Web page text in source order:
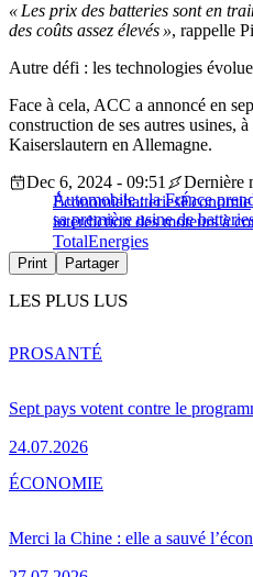
« Les prix des batteries sont en
des coûts assez élevés », rappelle
Autre défi : les technologies
Face à cela, ACC a annoncé en
construction de ses autres usines,
Kaiserslautern en Allemagne.
Automobile : la France
sa première usine de
Dec 6, 2024 - 09:51
Dernière
ÉconomiebatteriesÉconomie
interdiction des moteurs à
TotalEnergies
Print Partager
LES PLUS LUS
Sept pays votent contre le
24.07.2026
PROSANTÉ
Merci la Chine : elle a sauvé
ÉCONOMIE